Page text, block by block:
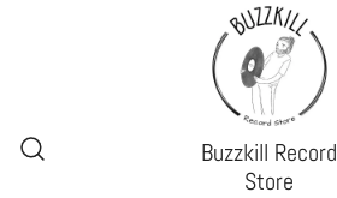
Buzzkill Record
Store